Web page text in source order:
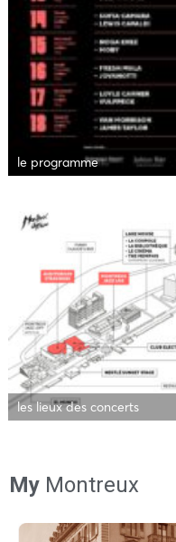
le programme
les lieux des concerts
My Montreux